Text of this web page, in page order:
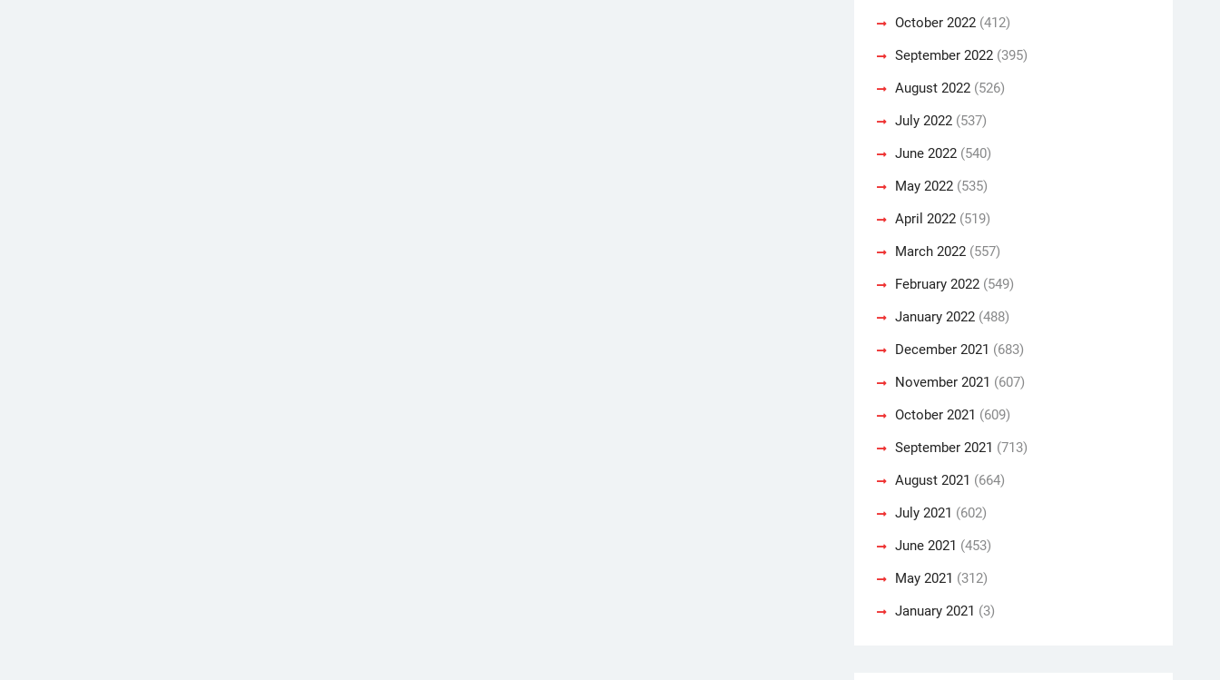
October 2022 (412)
September 2022 (395)
August 2022 (526)
July 2022 (537)
June 2022 (540)
May 2022 (535)
April 2022 (519)
March 2022 (557)
February 2022 (549)
January 2022 (488)
December 2021 (683)
November 2021 (607)
October 2021 (609)
September 2021 (713)
August 2021 (664)
July 2021 (602)
June 2021 (453)
May 2021 (312)
January 2021 (3)